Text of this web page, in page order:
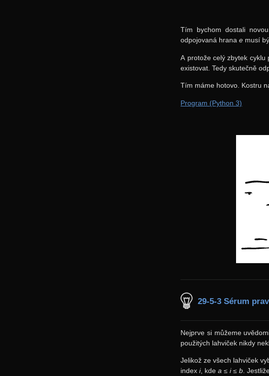
Tím bychom dostali
odpojovaná hranae musí
A protože celý zbytek
existovat. Tedy skutečně
Tím máme hotovo. Kostru
Program (Python 3)
29-5-3 Sérum
Nejprve si můžeme
použitých lahviček nikdy
Jelikož ze všech lahviček
indexi, kdea ≤ i ≤ b.